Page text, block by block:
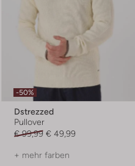
-50%
Dstrezzed
Pullover
€ 99,99 € 49,99
+ mehr farben